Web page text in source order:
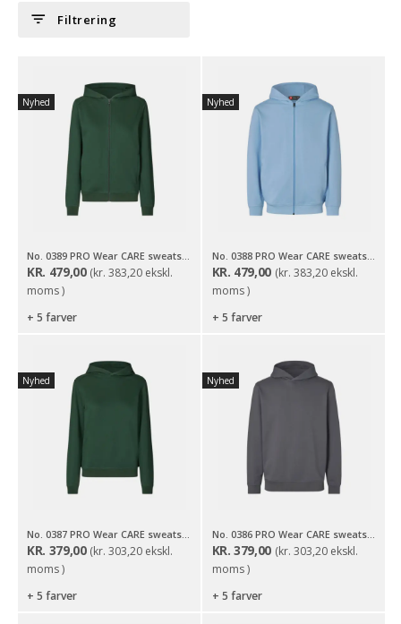
filter_list Filtrering
Nyhed
KR. 479,00 (kr. 383,20 ekskl.
moms )
+ 5 farver
Nyhed
No. 0388 PRO Wear CARE sweatshirt | hoodie | zip
KR. 479,00 (kr. 383,20ekskl.
moms )
+ 5 farver
Nyhed
KR. 379,00 (kr. 303,20 ekskl.
moms )
+ 5 farver
Nyhed
No. 0386 PRO Wear CARE sweatshirt | hoodie
KR. 379,00 (kr. 303,20ekskl.
moms )
+ 5 farver